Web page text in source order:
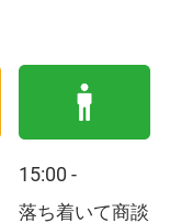
15:00 -
落ち着いて商談